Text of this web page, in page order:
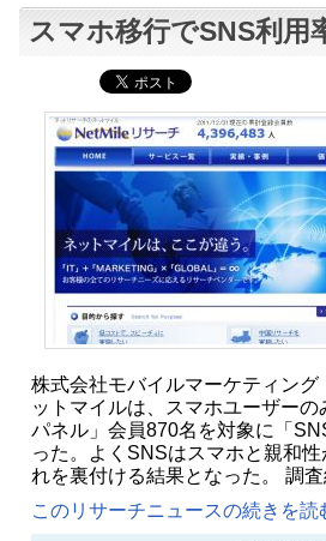
スマホ移行でSNS利用
株式会社モバイルマーケティン
ットマイルは、スマホユーザー
パネル」会員870名を対象に「
った。よくSNSはスマホと親和
れを裏付ける結果となった。 調
このリサーチニュースの続きを読